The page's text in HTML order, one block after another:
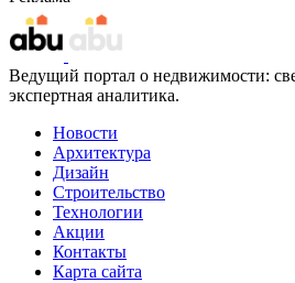
Ведущий портал о недвижимости:
экспертная аналитика.
Новости
Архитектура
Дизайн
Строительство
Технологии
Акции
Контакты
Карта сайта